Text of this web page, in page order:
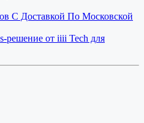
С Доставкой По Московской
решение от iiii Tech для